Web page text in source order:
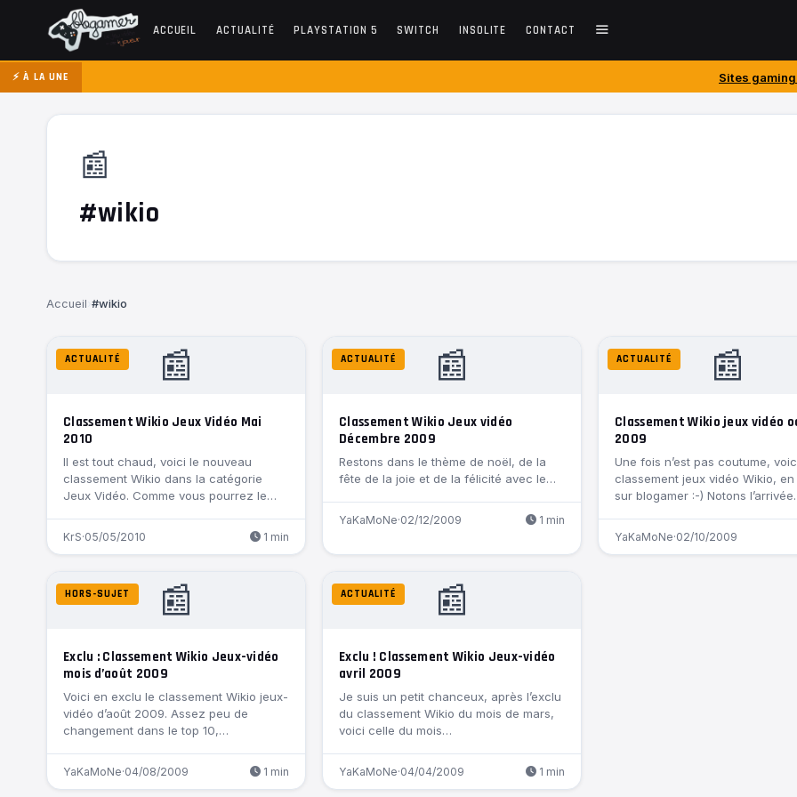
ACCUEIL ACTUALITÉ PLAYSTATION 5 SWITCH INSOLITE CONTACT
⚡ À LA UNE Sites gaming créés avant
📰
#wikio
Accueil #wikio
📰
ACTUALITÉ
Classement Wikio Jeux Vidéo Mai
2010
Il est tout chaud, voici le nouveau
classement Wikio dans la catégorie
Jeux Vidéo. Comme vous pourrez le…
KrS·05/05/2010 1 min
📰
ACTUALITÉ
Classement Wikio Jeux vidéo
Décembre 2009
Restons dans le thème de noël, de la
fête de la joie et de la félicité avec le…
YaKaMoNe·02/12/2009 1 min
📰
ACTUALITÉ
Classement Wikio jeux vidéo
2009
Une fois n’est pas coutume,
classement jeux vidéo Wikio,
sur blogamer :-) Notons
YaKaMoNe·02/10/2009
📰
HORS-SUJET
Exclu : Classement Wikio Jeux-vidéo
mois d’août 2009
Voici en exclu le classement Wikio jeux-
vidéo d’août 2009. Assez peu de
changement dans le top 10,
YaKaMoNe·04/08/2009 1 min
📰
ACTUALITÉ
Exclu ! Classement Wikio Jeux-vidéo
avril 2009
Je suis un petit chanceux, après l’exclu
du classement Wikio du mois de mars,
voici celle du mois…
YaKaMoNe·04/04/2009 1 min